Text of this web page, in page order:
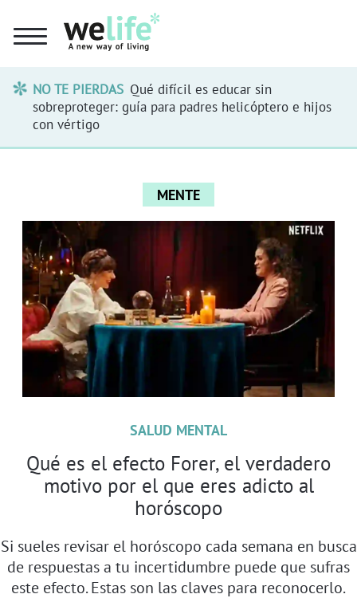
NO TE PIERDAS Qué difícil es educar sin
sobreproteger: guía para padres helicóptero e hijos
con vértigo
MENTE
SALUD MENTAL
Qué es el efecto Forer, el verdadero
motivo por el que eres adicto al
horóscopo
Si sueles revisar el horóscopo cada semana en busca
de respuestas a tu incertidumbre puede que sufras
este efecto. Estas son las claves para reconocerlo.